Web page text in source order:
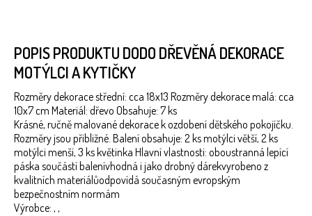
POPIS PRODUKTU DODO DŘEVĚNÁ DEKORACE
MOTÝLCI A KYTIČKY
Rozměry dekorace střední: cca 18x13 Rozměry dekorace malá: cca
10x7 cm Materiál: dřevo Obsahuje: 7 ks
Krásné, ručně malované dekorace k ozdobení dětského pokojíčku.
Rozměry jsou přibližné. Balení obsahuje: 2 ks motýlci větší, 2 ks
motýlci menší, 3 ks květinka Hlavní vlastnosti: oboustranná lepící
páska součástí balenívhodná i jako drobný dárekvyrobeno z
kvalitních materiálůodpovídá současným evropským
bezpečnostním normám
Výrobce: , ,